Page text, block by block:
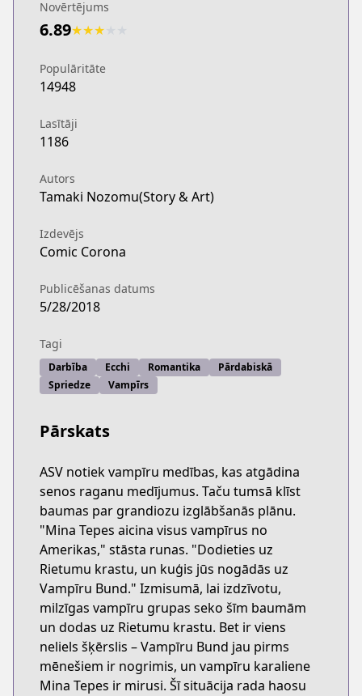
Novērtējums
6.89★★★
Populāritāte
14948
Lasītāji
1186
Autors
Tamaki Nozomu(Story & Art)
Izdevējs
Comic Corona
Publicēšanas datums
5/28/2018
Tagi
Darbība Ecchi Romantika
Pārdabiskā
Spriedze
Vampīrs
Pārskats
ASV notiek vampīru medības, kas atgādina
senos raganu medījumus. Taču tumsā klīst
baumas par grandiozu izglābšanās plānu.
"Mina Tepes aicina visus vampīrus no
Amerikas," stāsta runas. "Dodieties uz
Rietumu krastu, un kuģis jūs nogādās uz
Vampīru Bund." Izmisumā, lai izdzīvotu,
milzīgas vampīru grupas seko šīm baumām
un dodas uz Rietumu krastu. Bet ir viens
neliels šķērslis – Vampīru Bund jau pirms
mēnešiem ir nogrimis, un vampīru karaliene
Mina Tepes ir mirusi. Šī situācija rada haosu